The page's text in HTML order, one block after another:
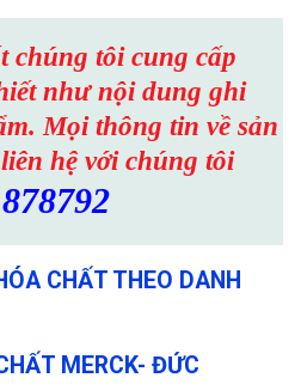
chúng tôi cung cấp
như nội dung ghi
Mọi thông tin về sản
hệ với chúng tôi
CHẤT THEO DANH
MERCK- ĐỨC